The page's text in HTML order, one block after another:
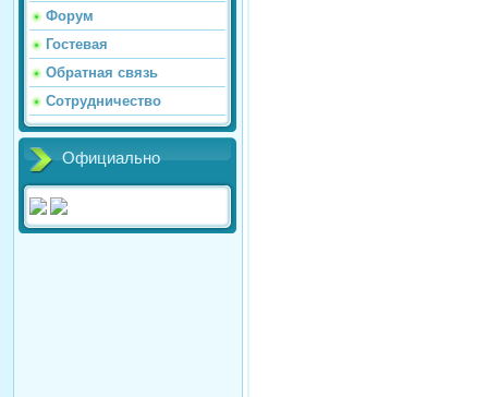
Форум
Гостевая
Обратная связь
Сотрудничество
Официально